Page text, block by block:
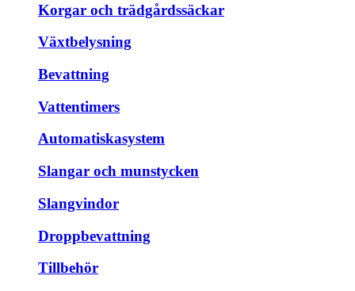
Korgar och trädgårdssäckar
Växtbelysning
Bevattning
Vattentimers
Automatiskasystem
Slangar och munstycken
Slangvindor
Droppbevattning
Tillbehör